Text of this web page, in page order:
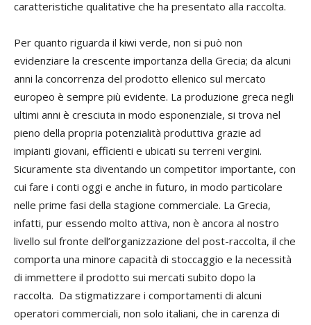
caratteristiche qualitative che ha presentato alla raccolta.
Per quanto riguarda il kiwi verde, non si può non
evidenziare la crescente importanza della Grecia; da alcuni
anni la concorrenza del prodotto ellenico sul mercato
europeo è sempre più evidente. La produzione greca negli
ultimi anni è cresciuta in modo esponenziale, si trova nel
pieno della propria potenzialità produttiva grazie ad
impianti giovani, efficienti e ubicati su terreni vergini.
Sicuramente sta diventando un competitor importante, con
cui fare i conti oggi e anche in futuro, in modo particolare
nelle prime fasi della stagione commerciale. La Grecia,
infatti, pur essendo molto attiva, non è ancora al nostro
livello sul fronte dell’organizzazione del post-raccolta, il che
comporta una minore capacità di stoccaggio e la necessità
di immettere il prodotto sui mercati subito dopo la
raccolta. Da stigmatizzare i comportamenti di alcuni
operatori commerciali, non solo italiani, che in carenza di